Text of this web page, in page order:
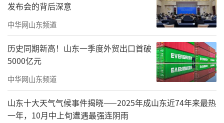
（来源：央视新闻 ）
发布会的背后深意
中华网山东频道
历史同期新高！山东一季度外贸出口首破
5000亿元
中华网山东频道
山东十大天气气候事件揭晓——2025年成山东近74年来最热
一年，10月中上旬遭遇最强连阴雨